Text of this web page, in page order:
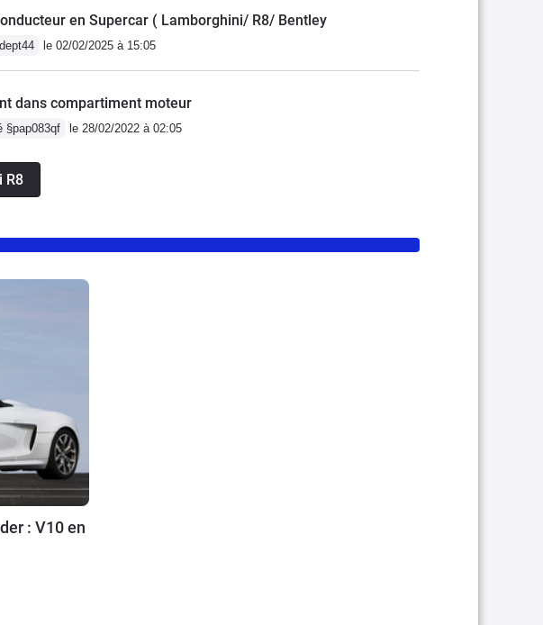
en Supercar ( Lamborghini/ R8/ Bentley
le 02/02/2025 à 15:05
dans compartiment moteur
§pap083qf le 28/02/2022 à 02:05
R8
: V10 en